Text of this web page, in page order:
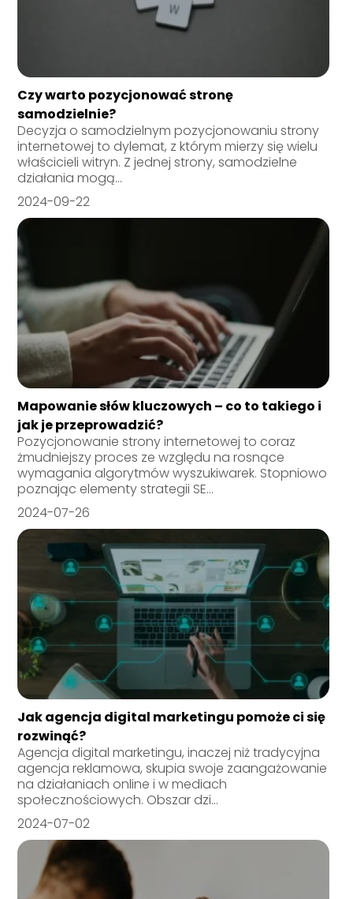
Czy warto pozycjonować stronę
samodzielnie?
Decyzja o samodzielnym pozycjonowaniu strony
internetowej to dylemat, z którym mierzy się wielu
właścicieli witryn. Z jednej strony, samodzielne
działania mogą...
2024-09-22
Mapowanie słów kluczowych – co to takiego i
jak je przeprowadzić?
Pozycjonowanie strony internetowej to coraz
żmudniejszy proces ze względu na rosnące
wymagania algorytmów wyszukiwarek. Stopniowo
poznając elementy strategii SE...
2024-07-26
Jak agencja digital marketingu pomoże ci się
rozwinąć?
Agencja digital marketingu, inaczej niż tradycyjna
agencja reklamowa, skupia swoje zaangażowanie
na działaniach online i w mediach
społecznościowych. Obszar dzi...
2024-07-02